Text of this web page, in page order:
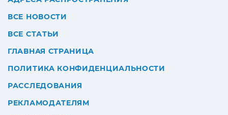
ВСЕ НОВОСТИ
ВСЕ СТАТЬИ
ГЛАВНАЯ СТРАНИЦА
ПОЛИТИКА КОНФИДЕНЦИАЛЬНОСТИ
РАССЛЕДОВАНИЯ
РЕКЛАМОДАТЕЛЯМ